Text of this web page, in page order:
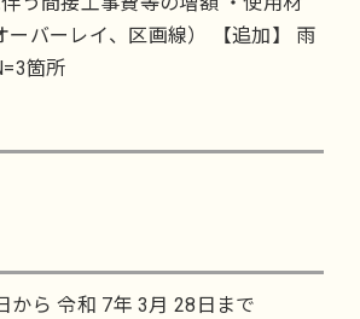
ーバーレイ、区画線） 【追加】 雨
箇所
から 令和 7年 3月 28日まで